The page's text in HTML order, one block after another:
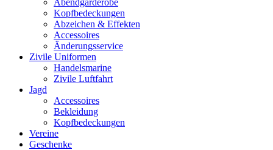
Abendgarderobe
Kopfbedeckungen
Abzeichen & Effekten
Accessoires
Änderungsservice
Zivile Uniformen
Handelsmarine
Zivile Luftfahrt
Jagd
Accessoires
Bekleidung
Kopfbedeckungen
Vereine
Geschenke